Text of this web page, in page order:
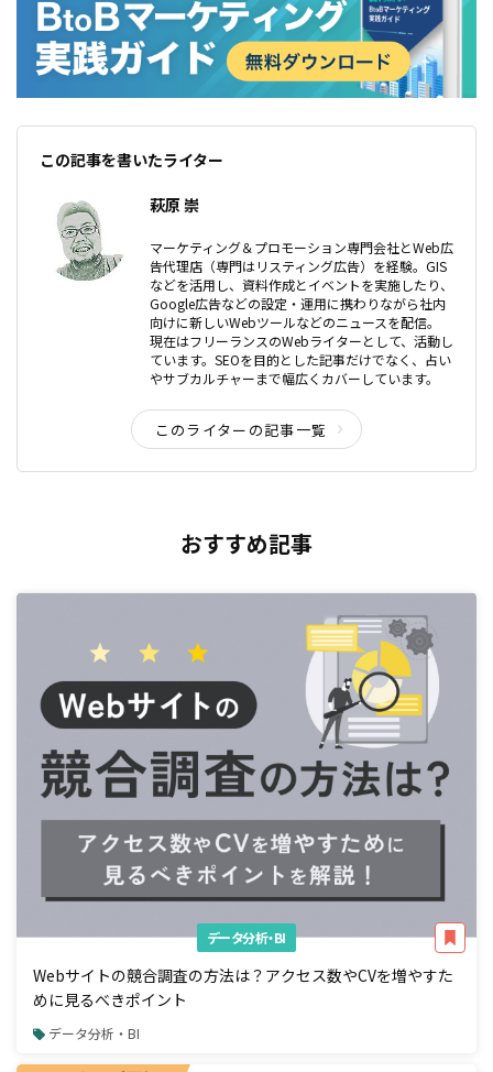
この記事を書いたライター
萩原 崇
マーケティング＆プロモーション専門会社とWeb広
告代理店（専門はリスティング広告）を経験。GIS
などを活用し、資料作成とイベントを実施したり、
Google広告などの設定・運用に携わりながら社内
向けに新しいWebツールなどのニュースを配信。
現在はフリーランスのWebライターとして、活動し
ています。SEOを目的とした記事だけでなく、占い
やサブカルチャーまで幅広くカバーしています。
このライターの記事一覧
おすすめ記事
データ分析・BI
Webサイトの競合調査の方法は？アクセス数やCVを増やすた
めに見るべきポイント
データ分析・BI